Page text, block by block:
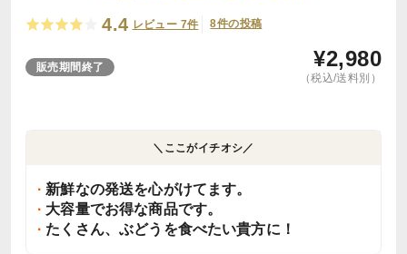
4.4 レビュー 7件 8件の投稿
販売期間終了 ¥2,980
（税込/送料別）
＼ここがイチオシ／
新鮮なの発送を心がけてます。
大容量でお得な商品です。
たくさん、ぶどうを食べたい貴方に！